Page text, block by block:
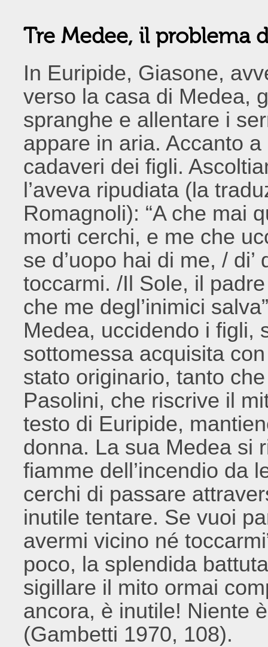
Tre Medee, il problema
In Euripide, Giasone,
verso la casa di Medea,
spranghe e allentare i
appare in aria. Accanto
cadaveri dei figli.
l’aveva ripudiata (la
Romagnoli): “A che mai
morti cerchi, e me che
se d’uopo hai di me, /
toccarmi. /Il Sole, il
che me degl’inimici
Medea, uccidendo i figli,
sottomessa acquisita
stato originario, tanto
Pasolini, che riscrive il
testo di Euripide,
donna. La sua Medea si
fiamme dell’incendio da
cerchi di passare
inutile tentare. Se vuoi
avermi vicino né
poco, la splendida
sigillare il mito ormai
ancora, è inutile! Niente
(Gambetti 1970, 108).